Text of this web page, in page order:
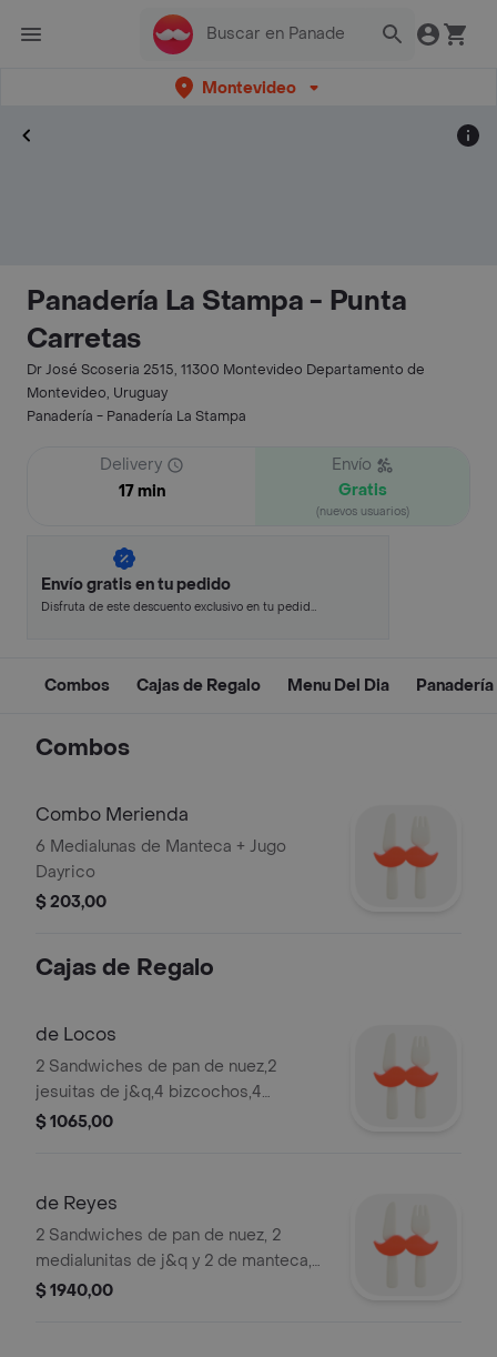
Montevideo
Panadería La Stampa - Punta
Carretas
Dr José Scoseria 2515, 11300 Montevideo Departamento de
Montevideo, Uruguay
Panadería - Panadería La Stampa
Delivery
17 min
Envío
Gratis
(nuevos usuarios)
Envío gratis en tu pedido
Disfruta de este descuento exclusivo en tu pedido
Combos Cajas de Regalo Menu Del Dia Panadería
Combos
Combo Merienda
6 Medialunas de Manteca + Jugo
Dayrico
$ 203,00
Cajas de Regalo
de Locos
2 Sandwiches de pan de nuez,2
jesuitas de j&q,4 bizcochos,4
scones,1 dip,4 masitas secas,2
$ 1065,00
de Reyes
2 Sandwiches de pan de nuez, 2
medialunitas de j&q y 2 de manteca,4
bizcochos,2 scones,1 dip,2 alfajores,2
$ 1940,00